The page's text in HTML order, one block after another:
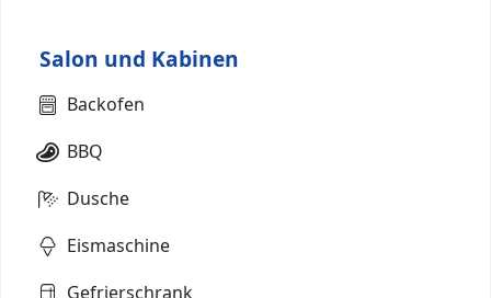
Salon und Kabinen
Backofen
BBQ
Dusche
Eismaschine
Gefrierschrank